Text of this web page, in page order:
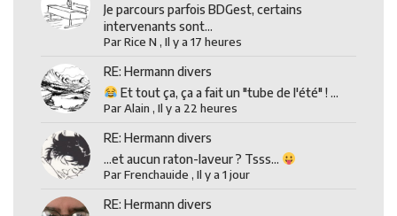
Je parcours parfois BDGest, certains
intervenants sont...
ParRice N ,Il y a 17 heures
RE: Hermann divers
Et tout ça, ça a fait un "tube de l'été" ! ...
ParAlain ,Il y a 22 heures
RE: Hermann divers
...et aucun raton-laveur ? Tsss...
ParFrenchauide ,Il y a 1 jour
RE: Hermann divers